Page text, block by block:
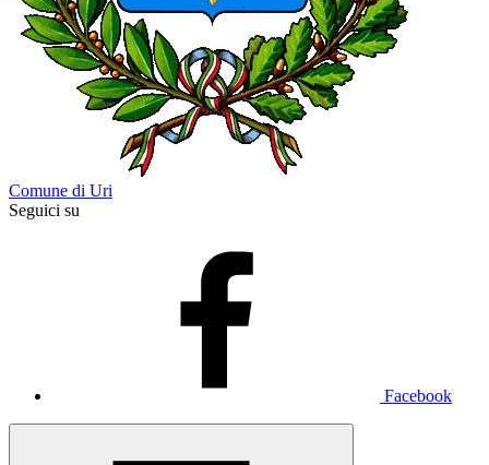
Comune di Uri
Seguici su
Facebook